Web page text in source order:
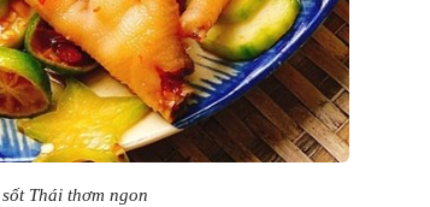
Thái thơm ngon